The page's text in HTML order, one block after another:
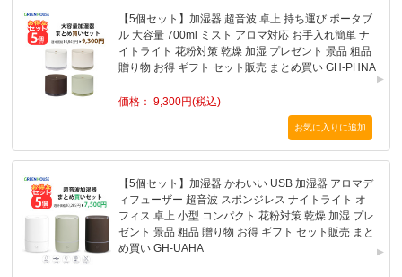
【5個セット】加湿器 超音波 卓上 持ち運び ポータブ
ル 大容量 700ml ミスト アロマ対応 お手入れ簡単 ナ
イトライト 花粉対策 乾燥 加湿 プレゼント 景品 粗品
贈り物 お得 ギフト セット販売 まとめ買い GH-PHNA
価格： 9,300円(税込)
【5個セット】加湿器 かわいい USB 加湿器 アロマデ
ィフューザー 超音波 スポンジレス ナイトライト オ
フィス 卓上 小型 コンパクト 花粉対策 乾燥 加湿 プレ
ゼント 景品 粗品 贈り物 お得 ギフト セット販売 まと
め買い GH-UAHA